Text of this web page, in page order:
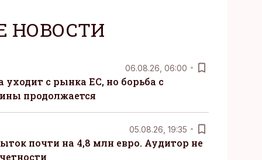
НОВОСТИ
06.08.26, 06:00
уходит с рынка ЕС, но борьба с
продолжается
05.08.26, 19:35
почти на 4,8 млн евро. Аудитор не